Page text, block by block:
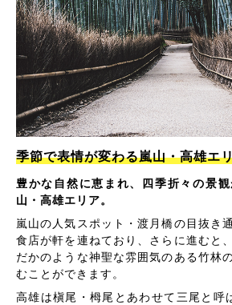
季節で表情が変わる嵐山・高雄エ
豊かな自然に恵まれ、四季折々の景
山・高雄エリア。
嵐山の人気スポット・渡月橋の目抜き
食店が軒を連ねており、さらに進むと
だかのような神聖な雰囲気のある竹林
むことができます。
高雄は槇尾・栂尾とあわせて三尾と呼